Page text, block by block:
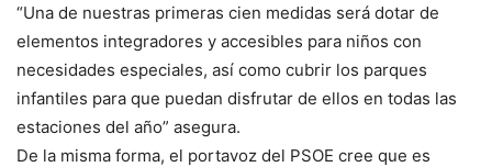
“Una de nuestras primeras cien medidas será dotar de
elementos integradores y accesibles para niños con
necesidades especiales, así como cubrir los parques
infantiles para que puedan disfrutar de ellos en todas las
estaciones del año” asegura.
De la misma forma, el portavoz del PSOE cree que es